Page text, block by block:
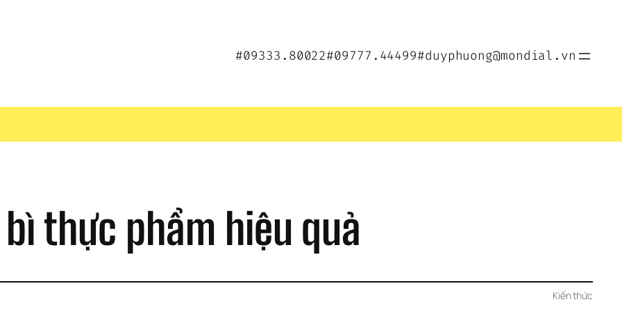
#09333.80022#09777.44499#duyphuong@mondial.vn
thực phẩm hiệu quả
Kiến thức